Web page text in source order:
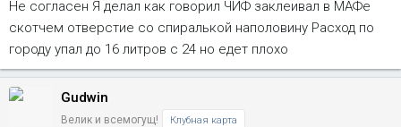
Не согласен Я делал как говорил ЧИФ заклеивал в МАФе
скотчем отверстие со спиралькой наполовину Расход по
городу упал до 16 литров с 24 но едет плохо
Gudwin
Велик и всемогущ! Клубная карта